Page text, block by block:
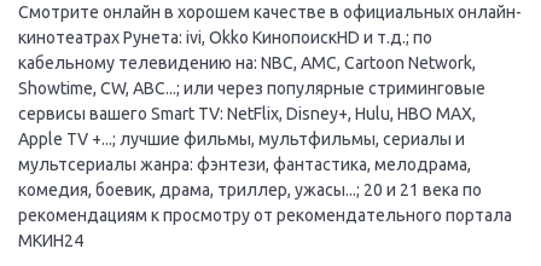
Смотрите онлайн в хорошем качестве в официальных онлайн-
кинотеатрах Рунета: ivi, Okko КинопоискHD и т.д.; по
кабельному телевидению на: NBC, AMC, Cartoon Network,
Showtime, CW, ABC...; или через популярные стриминговые
сервисы вашего Smart TV: NetFlix, Disney+, Hulu, HBO MAX,
Apple TV +...; лучшие фильмы, мультфильмы, сериалы и
мультсериалы жанра: фэнтези, фантастика, мелодрама,
комедия, боевик, драма, триллер, ужасы...; 20 и 21 века по
рекомендациям к просмотру от рекомендательного портала
МКИН24